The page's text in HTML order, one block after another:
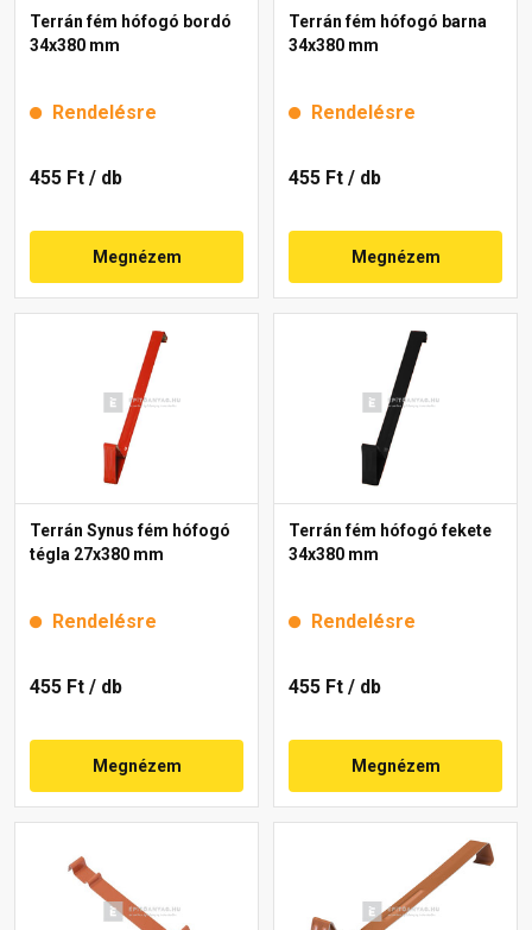
Terrán fém hófogó bordó
34x380 mm
Rendelésre
455 Ft / db
Megnézem
Terrán fém hófogó barna
34x380 mm
Rendelésre
455 Ft / db
Megnézem
Terrán Synus fém hófogó
tégla 27x380 mm
Rendelésre
455 Ft / db
Megnézem
Terrán fém hófogó fekete
34x380 mm
Rendelésre
455 Ft / db
Megnézem